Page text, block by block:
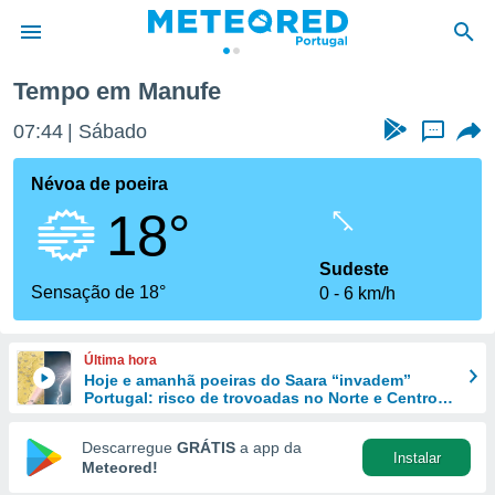
da
foi
fornecidas
a este
das
e
forma
digital
Tempo em Manufe
07:44 Sábado ...
Névoa de poeira
18°
Sensação de 18°
Sudeste
0
6 km/h
Última hora
Hoje e amanhã poeiras do Saara “invadem”
Portugal: risco de trovoadas no Norte e Centro
Descarregue GRÁTIS a app da
Meteored!
Instalar